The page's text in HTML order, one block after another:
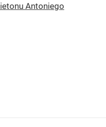
Antoniego